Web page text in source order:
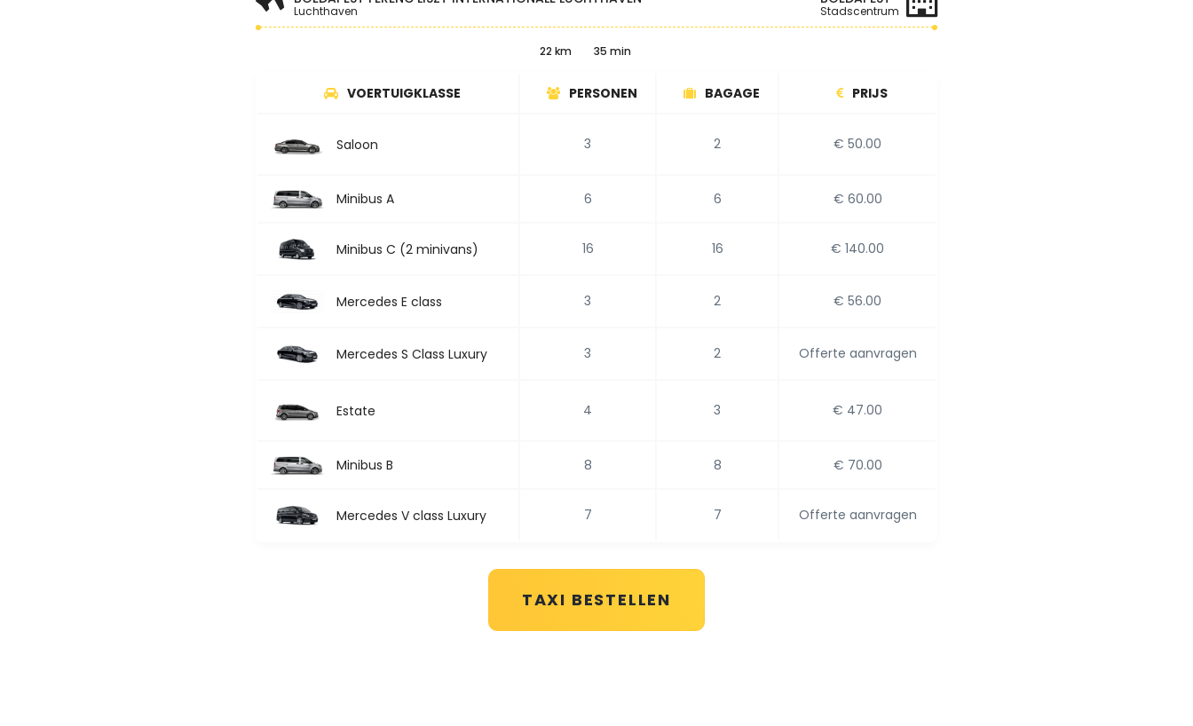
Luchthaven Stadscentrum
22 km 35 min
VOERTUIGKLASSE PERSONEN BAGAGE PRIJS
Saloon 3 2 € 50.00
Minibus A 6 6 € 60.00
Minibus C (2 minivans) 16 16 € 140.00
Mercedes E class 3 2 € 56.00
Mercedes S Class Luxury 3 2 Offerte aanvragen
Estate 4 3 € 47.00
Minibus B 8 8 € 70.00
Mercedes V class Luxury 7 7 Offerte aanvragen
TAXI BESTELLEN